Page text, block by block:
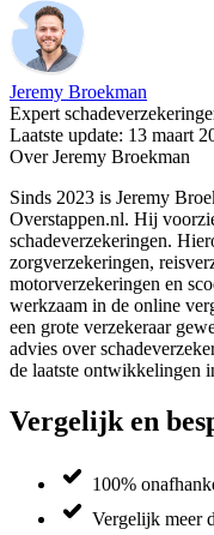
Jeremy Broekman
Expert
Laatste update: 13 maart
Over Jeremy Broekman
Sinds 2023 is Jeremy
Overstappen.nl. Hij
schadeverzekeringen.
zorgverzekeringen,
motorverzekeringen en
werkzaam in de online
een grote verzekeraar
advies over
de laatste ontwikkelingen
Vergelijk en
100%
Vergelijk meer